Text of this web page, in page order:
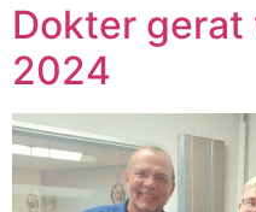
Dokter gerat
2024